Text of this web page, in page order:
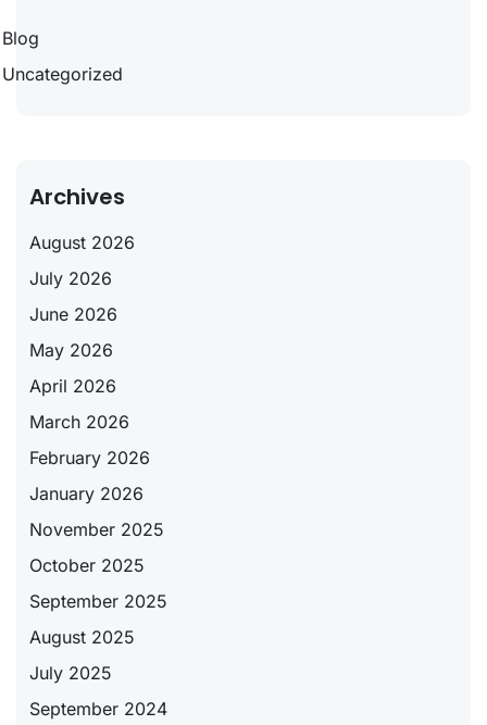
Blog
Uncategorized
Archives
August 2026
July 2026
June 2026
May 2026
April 2026
March 2026
February 2026
January 2026
November 2025
October 2025
September 2025
August 2025
July 2025
September 2024